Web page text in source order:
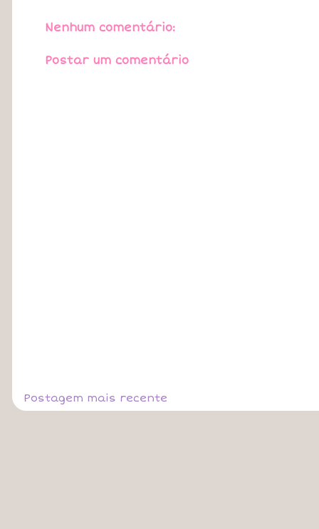
Nenhum comentário:
Postar um comentário
Postagem mais recente